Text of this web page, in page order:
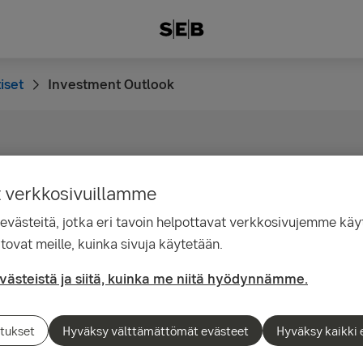
Investment Outlook
Outlook: Hitaasti,
piristymistään Yhdysvaltain johdolla
odotetaan jatkavan
erityisesti riskipitoisissa omaisuusluokissa.
verkkosivuillamme
jotka eri tavoin helpottavat verkkosivujemme
meille, kuinka sivuja käytetään.
ja siitä, kuinka me niitä hyödynnämme.
Hyväksy välttämättömät evästeet Hyväksy kaikki